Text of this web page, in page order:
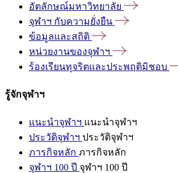
อัตลักษณ์มหาวิทยาลัย
จุฬาฯ กับความยั่งยืน
ข้อมูลและสถิติ
หน่วยงานของจุฬาฯ
ร้องเรียนทุจริตและประพฤติมิชอบ
รู้จักจุฬาฯ
แนะนำจุฬาฯ แนะนำจุฬาฯ
ประวัติจุฬาฯ ประวัติจุฬาฯ
ภารกิจหลัก ภารกิจหลัก
จุฬาฯ 100 ปี จุฬาฯ 100 ปี